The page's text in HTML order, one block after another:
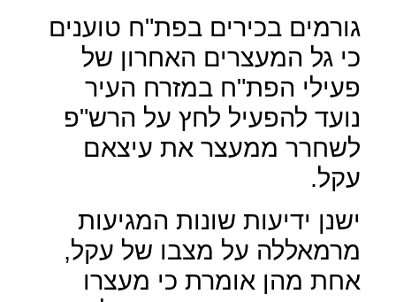
גורמים בכירים בפת"ח טוענים
כי גל המעצרים האחרון של
פעילי הפת"ח במזרח העיר
נועד להפעיל לחץ על הרש"פ
לשחרר ממעצר את עיצאם
עקל.
ישנן ידיעות שונות המגיעות
מרמאללה על מצבו של עקל,
אחת מהן אומרת כי מעצרו